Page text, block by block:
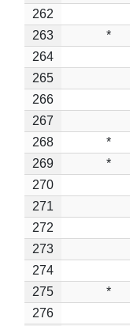
262
263
*
264
265
266
267
268
*
269
*
270
271
272
273
274
275
*
276